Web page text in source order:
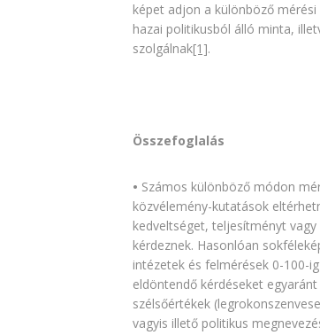
képet adjon a különböző
hazai politikusból álló minta,
szolgálnak[1].
Összefoglalás
• Számos különböző módon
közvélemény-kutatások
kedveltséget, teljesítményt
kérdeznek. Hasonlóan
intézetek és felmérések 0-100-
eldöntendő kérdéseket
szélsőértékek
vagyis illető politikus